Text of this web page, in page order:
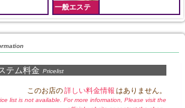
一般エステ
テム料金 Pricelist
このお店の詳しい料金情報 はありません。
list is not available. For more information, Please visit the